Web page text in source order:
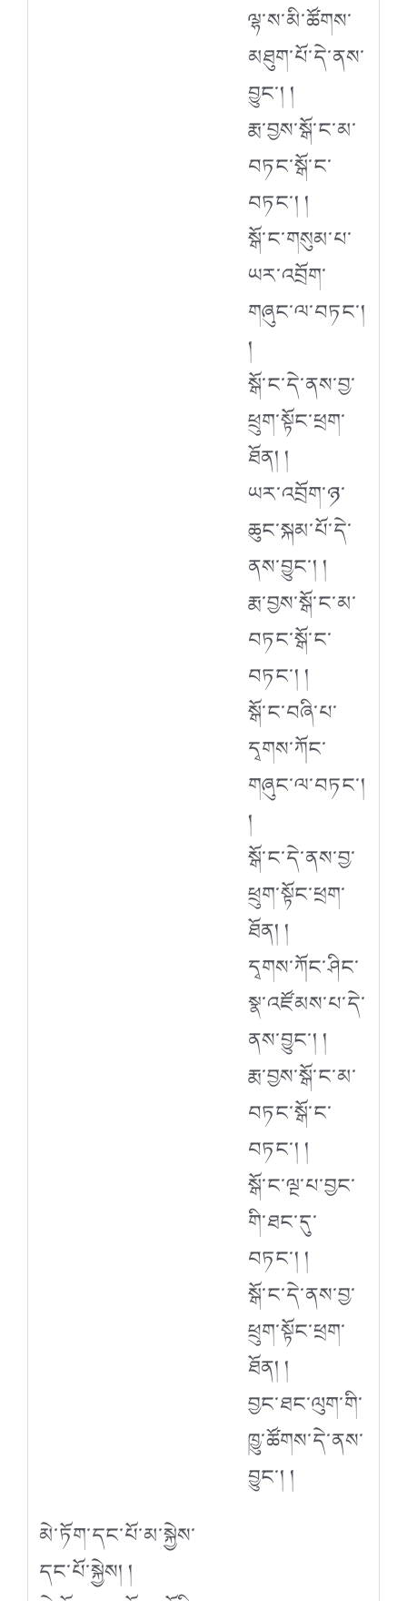
ལྷ་ས་མི་ཚོགས་
མཐུག་པོ་དེ་ནས་
བྱུང་། །
རྨ་བྱས་སྒོ་ང་མ་
བཏང་སྒོ་ང་
བཏང་། །
སྒོ་ང་གསུམ་པ་
ཡར་འབྲོག་
གཞུང་ལ་བཏང་།
།
སྒོ་ང་དེ་ནས་བྱ་
ཕྲུག་སྟོང་ཕྲག་
ཐོན། །
ཡར་འབྲོག་ཉ་
ཆུང་སྐམ་པོ་དེ་
ནས་བྱུང་། །
རྨ་བྱས་སྒོ་ང་མ་
བཏང་སྒོ་ང་
བཏང་། །
སྒོ་ང་བཞི་པ་
དྭགས་ཀོང་
གཞུང་ལ་བཏང་།
།
སྒོ་ང་དེ་ནས་བྱ་
ཕྲུག་སྟོང་ཕྲག་
ཐོན། །
དྭགས་ཀོང་ཤིང་
སྣ་འཛོམས་པ་དེ་
ནས་བྱུང་། །
རྨ་བྱས་སྒོ་ང་མ་
བཏང་སྒོ་ང་
བཏང་། །
སྒོ་ང་ལྔ་པ་བྱང་
གི་ཐང་དུ་
བཏང་། །
སྒོ་ང་དེ་ནས་བྱ་
ཕྲུག་སྟོང་ཕྲག་
ཐོན། །
བྱང་ཐང་ལུག་གི་
ཁྱུ་ཚོགས་དེ་ནས་
བྱུང་། །
མེ་ཏོག་དང་པོ་མ་སྐྱེས་
དང་པོ་སྐྱེས། །